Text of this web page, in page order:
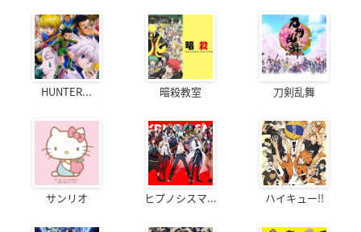
HUNTER... 暗殺教室 刀剣乱舞
サンリオ ヒプノシスマ... ハイキュー!!